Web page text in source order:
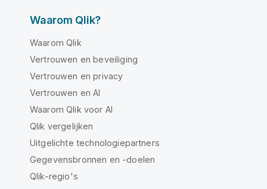
Waarom Qlik?
Waarom Qlik
Vertrouwen en beveiliging
Vertrouwen en privacy
Vertrouwen en AI
Waarom Qlik voor AI
Qlik vergelijken
Uitgelichte technologiepartners
Gegevensbronnen en -doelen
Qlik-regio's